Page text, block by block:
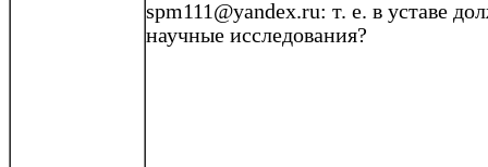
spm111@yandex.ru: т. е. в уставе
научные исследования?